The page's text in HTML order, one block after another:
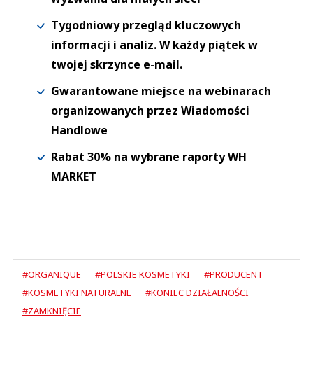
Tygodniowy przegląd kluczowych
informacji i analiz. W każdy piątek w
twojej skrzynce e-mail.
Gwarantowane miejsce na webinarach
organizowanych przez Wiadomości
Handlowe
Rabat 30% na wybrane raporty WH
MARKET
#ORGANIQUE #POLSKIE KOSMETYKI
#PRODUCENT
#KOSMETYKI NATURALNE
#KONIEC DZIAŁALNOŚCI
#ZAMKNIĘCIE